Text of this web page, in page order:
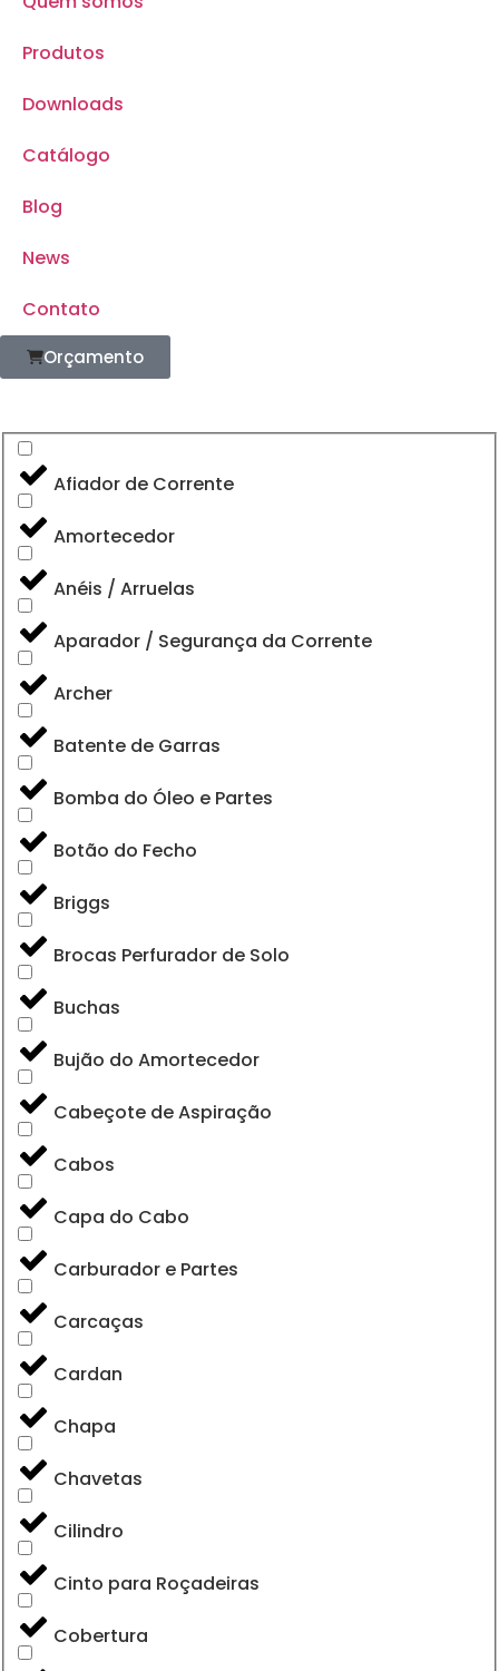
Produtos
Downloads
Catálogo
Blog
News
Contato
Orçamento
Afiador de Corrente
Amortecedor
Anéis / Arruelas
Aparador / Segurança da Corrente
Archer
Batente de Garras
Bomba do Óleo e Partes
Botão do Fecho
Briggs
Brocas Perfurador de Solo
Buchas
Bujão do Amortecedor
Cabeçote de Aspiração
Cabos
Capa do Cabo
Carburador e Partes
Carcaças
Cardan
Chapa
Chavetas
Cilindro
Cinto para Roçadeiras
Cobertura